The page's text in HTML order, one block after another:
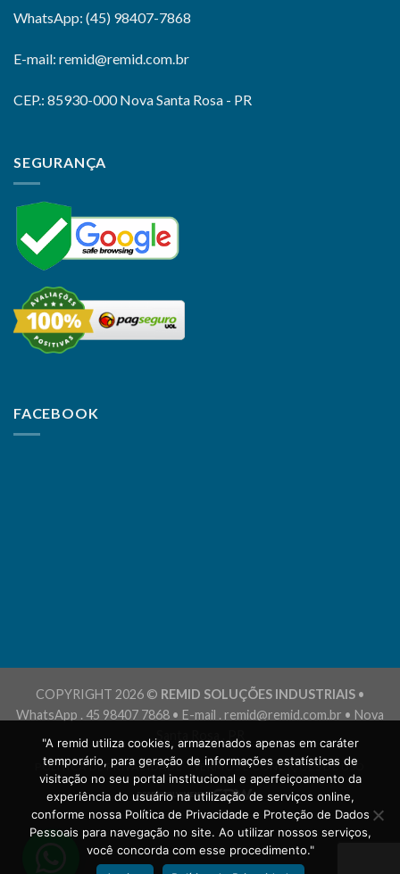
WhatsApp: (45) 98407-7868
E-mail: remid@remid.com.br
CEP.: 85930-000 Nova Santa Rosa - PR
SEGURANÇA
FACEBOOK
COPYRIGHT 2026 © REMID SOLUÇÕES INDUSTRIAIS•
WhatsApp . 45 98407 7868 • E-mail . remid@remid.com.br • Nova
Santa Rosa . PR
POLÍTICA DE PRIVACIDADE TERMOS E CONDIÇÕES DE USO
"A remid utiliza cookies, armazenados apenas em caráter
temporário, para geração de informações estatísticas de
visitação no seu portal institucional e aperfeiçoamento da
experiência do usuário na utilização de serviços online,
conforme nossa Política de Privacidade e Proteção de Dados
Pessoais para navegação no site. Ao utilizar nossos serviços,
você concorda com esse procedimento."